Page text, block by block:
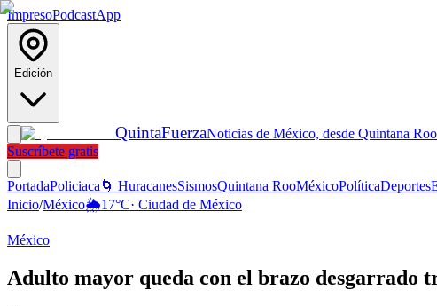
ImpresoPodcastApp
Edición
QuintaFuerzaNoticias de México, desde Quintana Roo
Suscríbete gratis
PortadaPoliciaca 🌀 HuracanesSismosQuintana RooMéxicoPolíticaDeportes
Inicio/México🌦️17°C· Ciudad de México
México
Adulto mayor queda con el brazo desgarrado